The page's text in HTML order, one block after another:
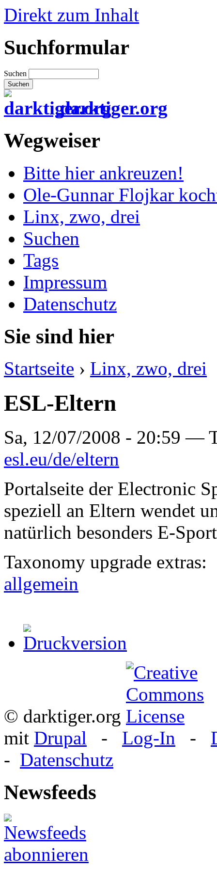
Direkt zum Inhalt
Suchformular
Suchen
darktiger.org
Wegweiser
Bitte hier ankreuzen!
Ole-Gunnar Flojkar
Linx, zwo, drei
Suchen
Tags
Impressum
Datenschutz
Sie sind hier
Startseite › Linx, zwo, drei
ESL-Eltern
Sa, 12/07/2008 - 20:59 —
esl.eu/de/eltern
Portalseite der Electronic
speziell an Eltern wendet
natürlich besonders E-
Taxonomy upgrade extras:
allgemein
© darktiger.org
mit Drupal - Log-In -
- Datenschutz
Newsfeeds